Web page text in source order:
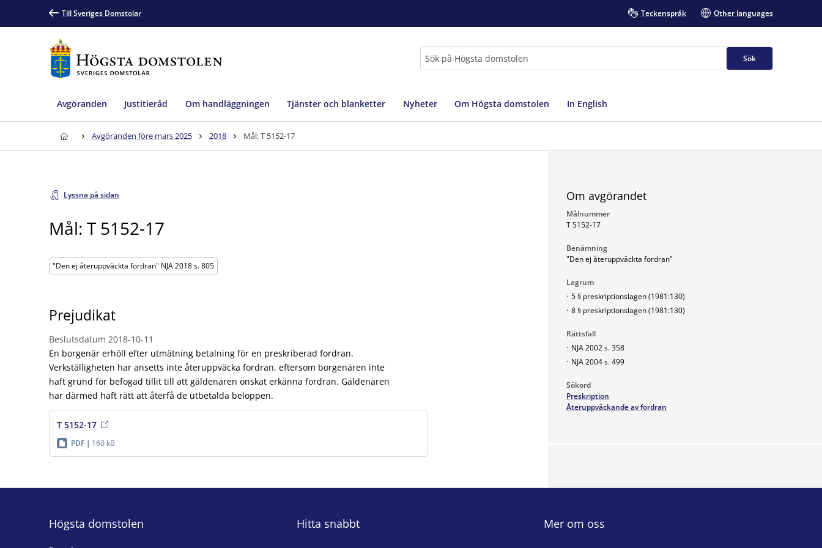
Till Sveriges Domstolar Teckenspråk Other languages
Sök
Avgöranden Justitieråd Om handläggningen Tjänster och blanketter Nyheter Om Högsta domstolen In English
Avgöranden före mars 2025 2018 Mål: T 5152-17
Lyssna på sidan
Mål: T 5152-17
"Den ej återuppväckta fordran" NJA 2018 s. 805
Prejudikat
Beslutsdatum 2018-10-11
En borgenär erhöll efter utmätning betalning för en preskriberad fordran.
Verkställigheten har ansetts inte återuppväcka fordran, eftersom borgenären inte
haft grund för befogad tillit till att gäldenären önskat erkänna fordran. Gäldenären
har därmed haft rätt att återfå de utbetalda beloppen.
T 5152-17
PDF 160 kB
Om avgörandet
Målnummer
T 5152-17
Benämning
"Den ej återuppväckta fordran"
Lagrum
· 5 § preskriptionslagen (1981:130)
· 8 § preskriptionslagen (1981:130)
Rättsfall
· NJA 2002 s. 358
· NJA 2004 s. 499
Sökord
Preskription
Återuppväckande av fordran
Högsta domstolen Hitta snabbt Mer om oss